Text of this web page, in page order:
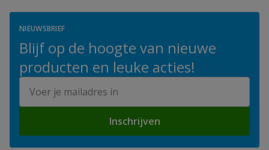
NIEUWSBRIEF
Blijf op de hoogte van nieuwe
producten en leuke acties!
Inschrijven